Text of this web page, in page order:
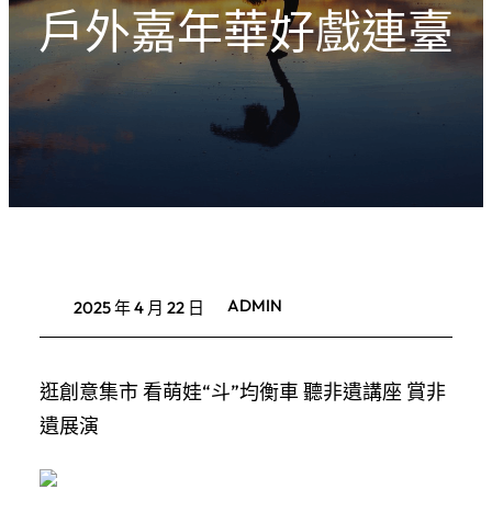
戶外嘉年華好戲連臺
2025 年 4 月 22 日 ADMIN
逛創意集市 看萌娃“斗”均衡車 聽非遺講座 賞非
遺展演